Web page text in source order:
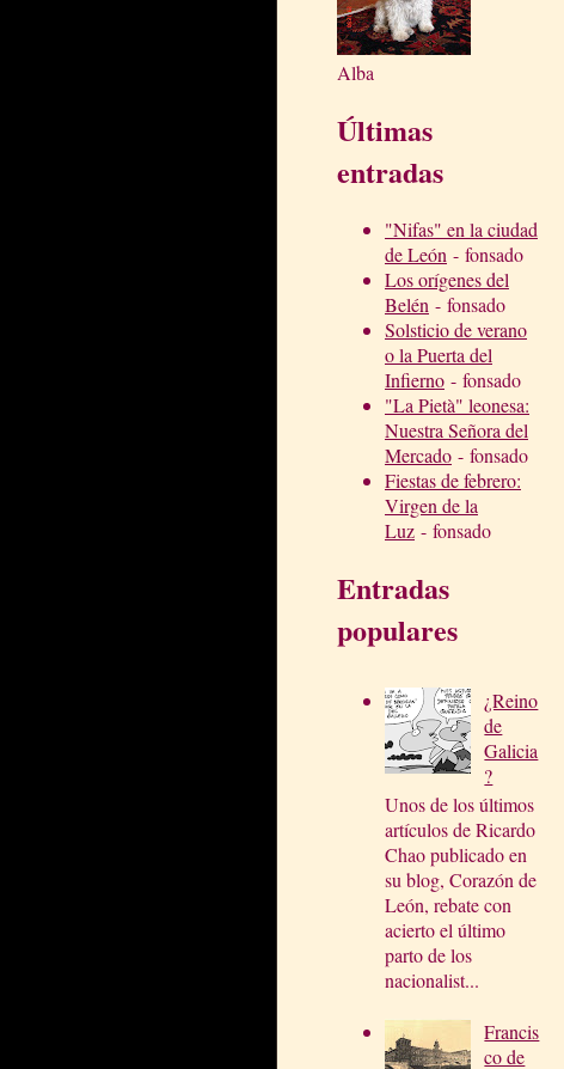
Alba
Últimas
entradas
"Nifas" en la ciudad
de León - fonsado
Los orígenes del
Belén - fonsado
Solsticio de verano
o la Puerta del
Infierno - fonsado
"La Pietà" leonesa:
Nuestra Señora del
Mercado - fonsado
Fiestas de febrero:
Virgen de la
Luz - fonsado
Entradas
populares
¿Reino
de
Galicia
?
Unos de los últimos
artículos de Ricardo
Chao publicado en
su blog, Corazón de
León, rebate con
acierto el último
parto de los
nacionalist...
Francis
co de